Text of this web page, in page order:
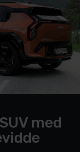
med